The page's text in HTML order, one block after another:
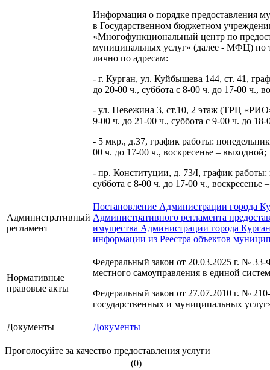
Информация о порядке предоставления
в Государственном бюджетном
«Многофункциональный центр по
муниципальных услуг» (далее - МФЦ) по
лично по адресам:
- г. Курган, ул. Куйбышева 144, ст. 41,
до 20-00 ч., суббота с 8-00 ч. до 17-00 ч.,
- ул. Невежина 3, ст.10, 2 этаж (ТРЦ
9-00 ч. до 21-00 ч., суббота с 9-00 ч. до
- 5 мкр., д.37, график работы:
00 ч. до 17-00 ч., воскресенье – выходной;
- пр. Конституции, д. 73/I, график
суббота с 8-00 ч. до 17-00 ч., воскресенье
Административный
регламент
Постановление Администрации города
Административного регламента
имущества Администрации города
информации из Реестра объектов
Нормативные
правовые акты
Федеральный закон от 20.03.2025 г. №
местного самоуправления в единой
Федеральный закон от 27.07.2010 г. №
государственных и муниципальных
Документы Документы
Проголосуйте за качество предоставления услуги
(0)